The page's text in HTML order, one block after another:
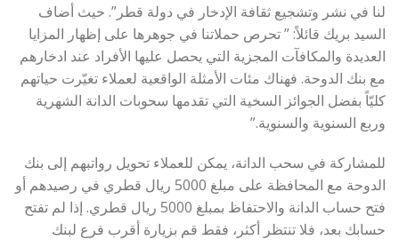
لنا في نشر وتشجيع ثقافة الإدخار في دولة قطر”. حيث أضاف
السيد بريك قائلاً: ” تحرص حملاتنا في جوهرها على إظهار المزايا
العديدة والمكافآت المجزية التي يحصل عليها الأفراد عند ادخارهم
مع بنك الدوحة. فهناك مئات الأمثلة الواقعية لعملاء تغيّرت حياتهم
كليّاً بفضل الجوائز السخية التي تقدمها سحوبات الدانة الشهرية
وربع السنوية والسنوية.”
للمشاركة في سحب الدانة، يمكن للعملاء تحويل رواتبهم إلى بنك
الدوحة مع المحافظة على مبلغ 5000 ريال قطري في رصيدهم أو
فتح حساب الدانة والاحتفاظ بمبلغ 5000 ريال قطري. إذا لم تفتح
حسابك بعد، فلا تنتظر أكثر، فقط قم بزيارة أقرب فرع لبنك